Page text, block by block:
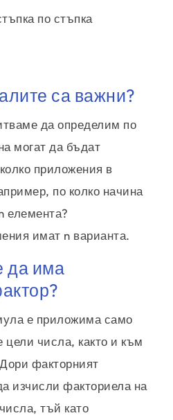
по стъпка
са важни?
да определим по
могат да бъдат
приложения в
по колко начина
елемента?
имат n варианта.
да има
е приложима само
цели числа, както и към
факторният
изчисли факториела на
тъй като